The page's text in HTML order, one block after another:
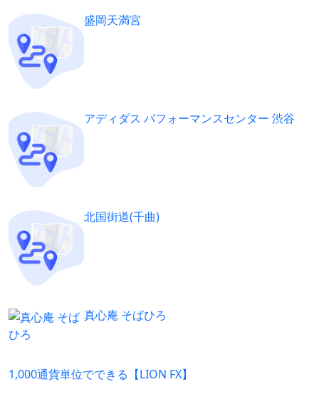
盛岡天満宮
アディダス パフォーマンスセンター 渋谷
北国街道(千曲)
真心庵 そばひろ
1,000通貨単位でできる【LION FX】